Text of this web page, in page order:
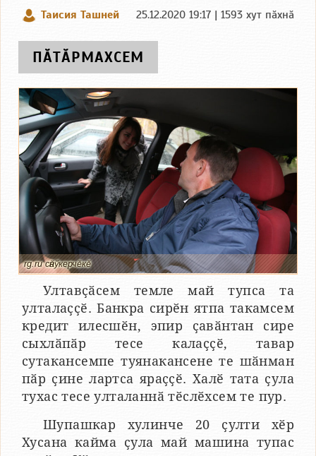
Таисия Ташней 25.12.2020 19:17 | 1593 хут пӑхнӑ
ПӐТӐРМАХСЕМ
rg.ru сӑнӳкерчӗкӗ
Ултавҫӑсем темле май тупса та
улталаҫҫӗ. Банкра сирӗн ятпа такамсем
кредит илесшӗн, эпир ҫавӑнтан сире
сыхлӑпӑр тесе калаҫҫӗ, тавар
сутакансемпе туянакансене те шӑнман
пӑр ҫине лартса яраҫҫӗ. Халӗ тата ҫула
тухас тесе улталаннӑ тӗслӗхсем те пур.
Шупашкар хулинче 20 ҫулти хӗр
Хусана кайма ҫула май машина тупас